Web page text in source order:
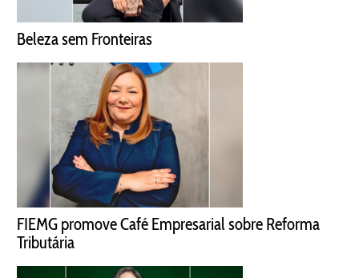
Beleza sem Fronteiras
FIEMG promove Café Empresarial sobre Reforma
Tributária